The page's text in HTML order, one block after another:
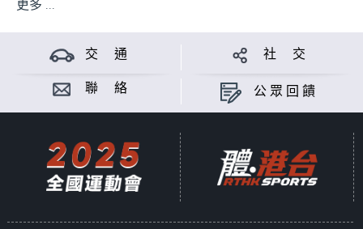
更多 ...
交 通 社 交
聯 絡 公眾回饋